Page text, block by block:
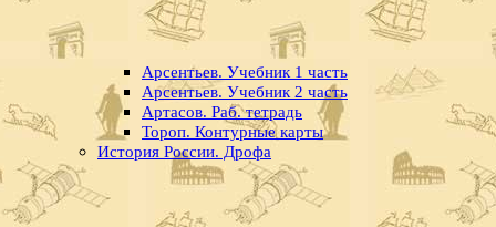
Арсентьев. Учебник 1 часть
Арсентьев. Учебник 2 часть
Артасов. Раб. тетрадь
Тороп. Контурные карты
История России. Дрофа